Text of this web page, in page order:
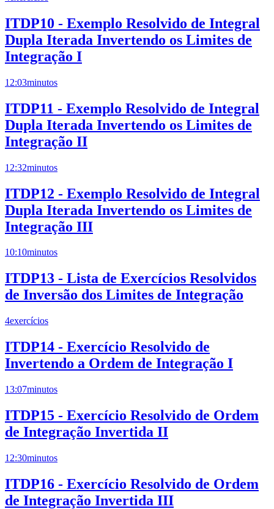
ITDP10 - Exemplo Resolvido de Integral
Dupla Iterada Invertendo os Limites de
Integração I
12:03minutos
ITDP11 - Exemplo Resolvido de Integral
Dupla Iterada Invertendo os Limites de
Integração II
12:32minutos
ITDP12 - Exemplo Resolvido de Integral
Dupla Iterada Invertendo os Limites de
Integração III
10:10minutos
ITDP13 - Lista de Exercícios Resolvidos
de Inversão dos Limites de Integração
4exercícios
ITDP14 - Exercício Resolvido de
Invertendo a Ordem de Integração I
13:07minutos
ITDP15 - Exercício Resolvido de Ordem
de Integração Invertida II
12:30minutos
ITDP16 - Exercício Resolvido de Ordem
de Integração Invertida III